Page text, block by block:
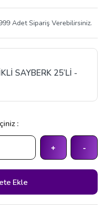
Adet Sipariş Verebilirsiniz.
SAYBERK 25’Lİ -
:
+ -